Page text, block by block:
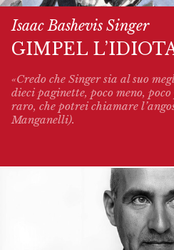
Isaac Bashevis Singer
GIMPEL
«Credo che Singer sia al suo
dieci paginette, poco meno,
raro, che potrei chiamare
Manganelli).